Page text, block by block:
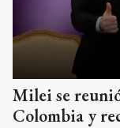
Milei se
Colombia y